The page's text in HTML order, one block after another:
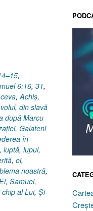
,
6:16, 31,
, Achiş,
, din slavă
după Marcu
, Galateni
în
, luptă, lupul,
, oi,
noastră,
, Samuel,
al Lui, Şi-